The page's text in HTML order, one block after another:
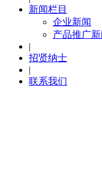
新闻栏目
企业新闻
产品推广新
|
招贤纳士
|
联系我们